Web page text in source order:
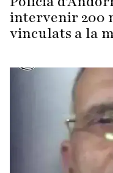
intervenir 200
vinculats a la